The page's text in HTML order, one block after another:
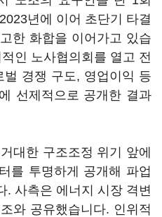
년에 이어 초단기 타결
한 화합을 이어가고 있습
인 노사협의회를 열고 전
경쟁 구도, 영업이익 등
선제적으로 공개한 결과
대한 구조조정 위기 앞에
를 투명하게 공개해 파업
. 사측은 에너지 시장 격변
와 공유했습니다. 인위적